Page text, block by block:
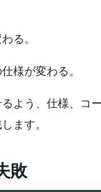
る。
様が変わる。
よう、仕様、コ
ます。
敗